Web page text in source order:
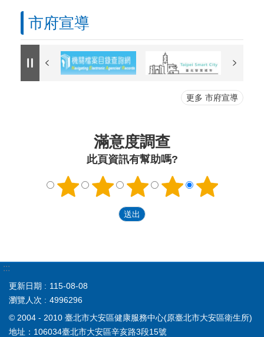
市府宣導
更多 市府宣導
滿意度調查
此頁資訊有幫助嗎?
:::
更新日期
115-08-08
瀏覽人次
4996296
© 2004 - 2010 臺北市大安區健康服務中心(原臺北市大安區衛生所)
地址：106034臺北市大安區辛亥路3段15號